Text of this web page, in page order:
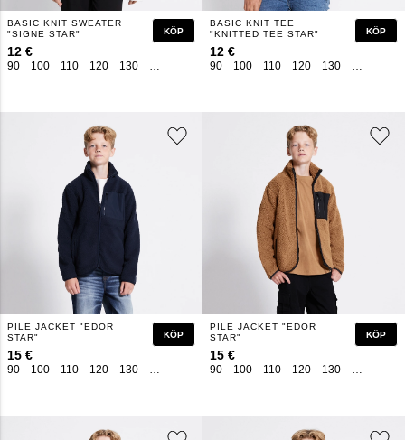
90 100 110 120 130 140 160
BASIC KNIT SWEATER
"SIGNE STAR"
12 €
KÖP
90 100 110 120 130 140
BASIC KNIT TEE
"KNITTED TEE STAR"
12 €
KÖP
90 100 110 120 130 140 160
PILE JACKET "EDOR
STAR"
15 €
KÖP
90 100 110 120 130 140
PILE JACKET "EDOR
STAR"
15 €
KÖP